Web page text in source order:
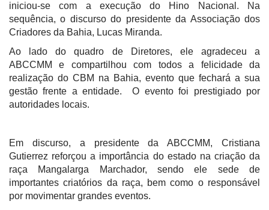
iniciou-se com a execução do Hino Nacional. Na
sequência, o discurso do presidente da Associação dos
Criadores da Bahia, Lucas Miranda.
Ao lado do quadro de Diretores, ele agradeceu a
ABCCMM e compartilhou com todos a felicidade da
realização do CBM na Bahia, evento que fechará a sua
gestão frente a entidade.
O evento foi prestigiado por
autoridades locais.
Em discurso, a presidente da ABCCMM, Cristiana
Gutierrez reforçou a importância do estado na criação da
raça Mangalarga Marchador, sendo ele sede de
importantes criatórios da raça, bem como o responsável
por movimentar grandes eventos.